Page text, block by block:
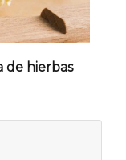
de hierbas